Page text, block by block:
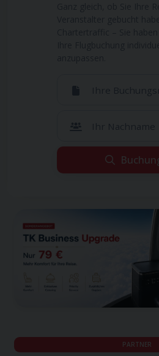
Wenn Sie sicher sind,
korrekt
Reiseveranstalter diesen
einen anderen
wenden Sie sich an
eingegeben haben, hat Ihr
möglicherweise über einen
durchgeführt. Bitte wenden Sie sich
PARTNER